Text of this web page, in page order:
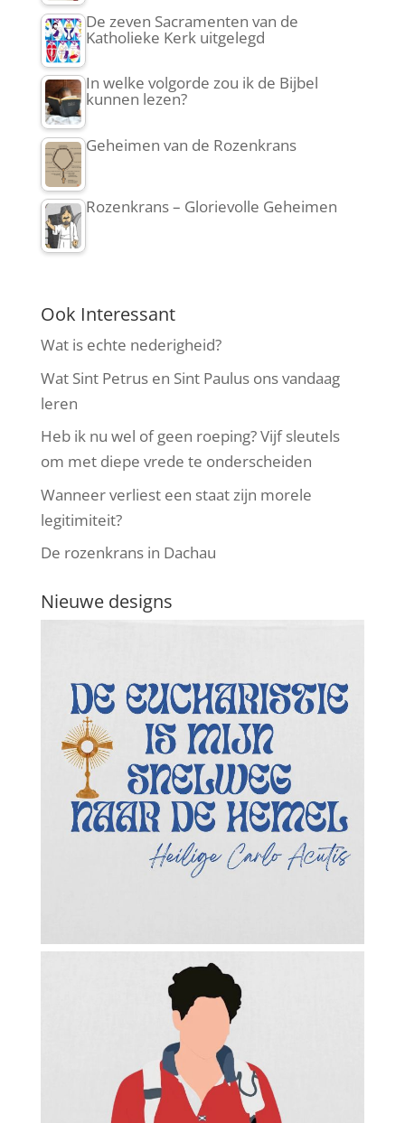
De zeven Sacramenten van de
Katholieke Kerk uitgelegd
In welke volgorde zou ik de Bijbel
kunnen lezen?
Geheimen van de Rozenkrans
Rozenkrans – Glorievolle Geheimen
Ook Interessant
Wat is echte nederigheid?
Wat Sint Petrus en Sint Paulus ons vandaag
leren
Heb ik nu wel of geen roeping? Vijf sleutels
om met diepe vrede te onderscheiden
Wanneer verliest een staat zijn morele
legitimiteit?
De rozenkrans in Dachau
Nieuwe designs